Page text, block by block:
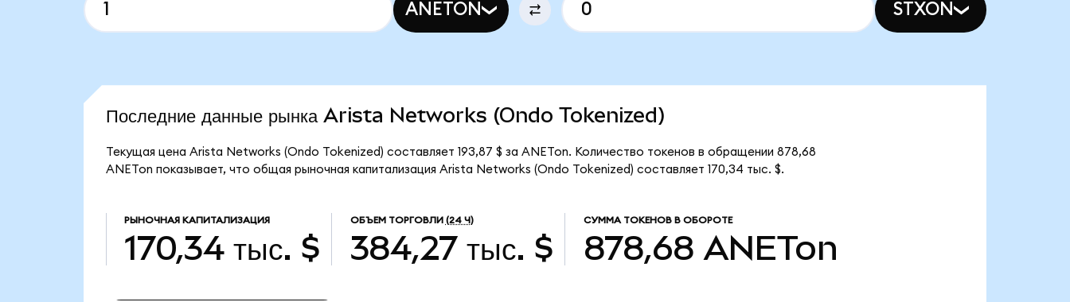
ANETON STXON
Последние данные рынка Arista Networks (Ondo Tokenized)
Текущая цена Arista Networks (Ondo Tokenized) составляет 193,87 $ за ANETon. Количество токенов в обращении 878,68
ANETon показывает, что общая рыночная капитализация Arista Networks (Ondo Tokenized) составляет 170,34 тыс. $.
РЫНОЧНАЯ КАПИТАЛИЗАЦИЯ
170,34 тыс. $
ОБЪЕМ ТОРГОВЛИ (24 Ч)
384,27 тыс. $
СУММА ТОКЕНОВ В ОБОРОТЕ
878,68 ANETon